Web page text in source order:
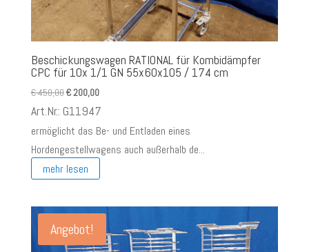
Beschickungswagen RATIONAL für Kombidämpfer
CPC für 10x 1/1 GN 55x60x105 / 174 cm
€450,00Ursprünglicher
Preis
€200,00Aktueller
Preis
Art.Nr.: G11947
ermöglicht das Be- und Entladen eines
Hordengestellwagens auch außerhalb de...
mehr lesen
Angebot!